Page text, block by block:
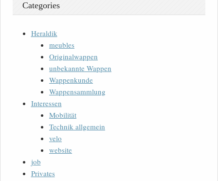
Categories
Heraldik
meubles
Originalwappen
unbekannte Wappen
Wappenkunde
Wappensammlung
Interessen
Mobilität
Technik allgemein
velo
website
job
Privates